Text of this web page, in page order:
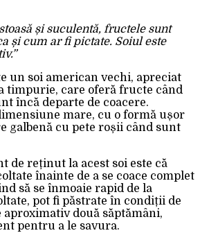
și suculentă, fructele sunt
și cum ar fi pictate. Soiul este
un soi american vechi, apreciat
timpurie, care oferă fructe când
încă departe de coacere.
mare, cu o formă ușor
galbenă cu pete roșii când sunt
de reținut la acest soi este că
înainte de a se coace complet
să se înmoaie rapid de la
pot fi păstrate în condiții de
două săptămâni,
pentru a le savura.